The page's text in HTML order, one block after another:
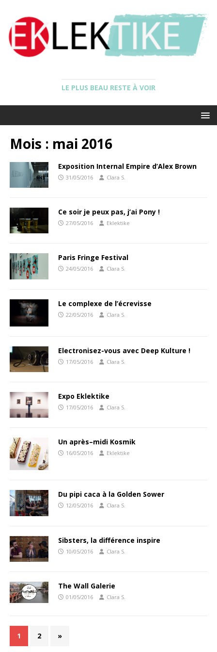
LE PLUS BEAU RESTE À VOIR
Mois : mai 2016
Exposition Internal Empire d’Alex Brown
31/05/2016 Clara S.
Ce soir je peux pas, j’ai Pony !
27/05/2016 Eklektike
Paris Fringe Festival
24/05/2016 Clara S.
Le complexe de l’écrevisse
22/05/2016 Clara S.
Electronisez-vous avec Deep Kulture !
17/05/2016 Clara S.
Expo Eklektike
17/05/2016 Clara S.
Un après–midi Kosmik
16/05/2016 Eklektike
Du pipi caca à la Golden Sower
12/05/2016 Clara S.
Sibsters, la différence inspire
10/05/2016 Clara S.
The Wall Galerie
01/05/2016 Clara S.
1 2 »